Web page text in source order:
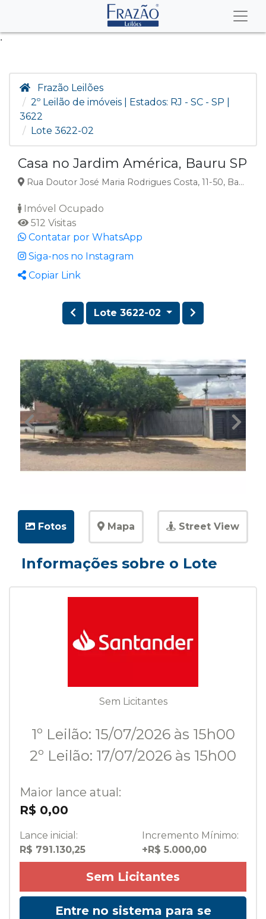
.
Frazão Leilões
2º Leilão de imóveis | Estados: RJ - SC - SP |
3622
Lote 3622-02
Casa no Jardim América, Bauru SP
Rua Doutor José Maria Rodrigues Costa, 11-50, Bauru, SP
Imóvel Ocupado
512 Visitas
Contatar por WhatsApp
Siga-nos no Instagram
Copiar Link
Lote 3622-02
Fotos Mapa Street View
Informações sobre o Lote
Sem Licitantes
1º Leilão: 15/07/2026 às 15h00
2º Leilão: 17/07/2026 às 15h00
Maior lance atual:
R$ 0,00
Lance inicial:
R$ 791.130,25
Incremento Mínimo:
+R$ 5.000,00
Sem Licitantes
Entre no sistema para se